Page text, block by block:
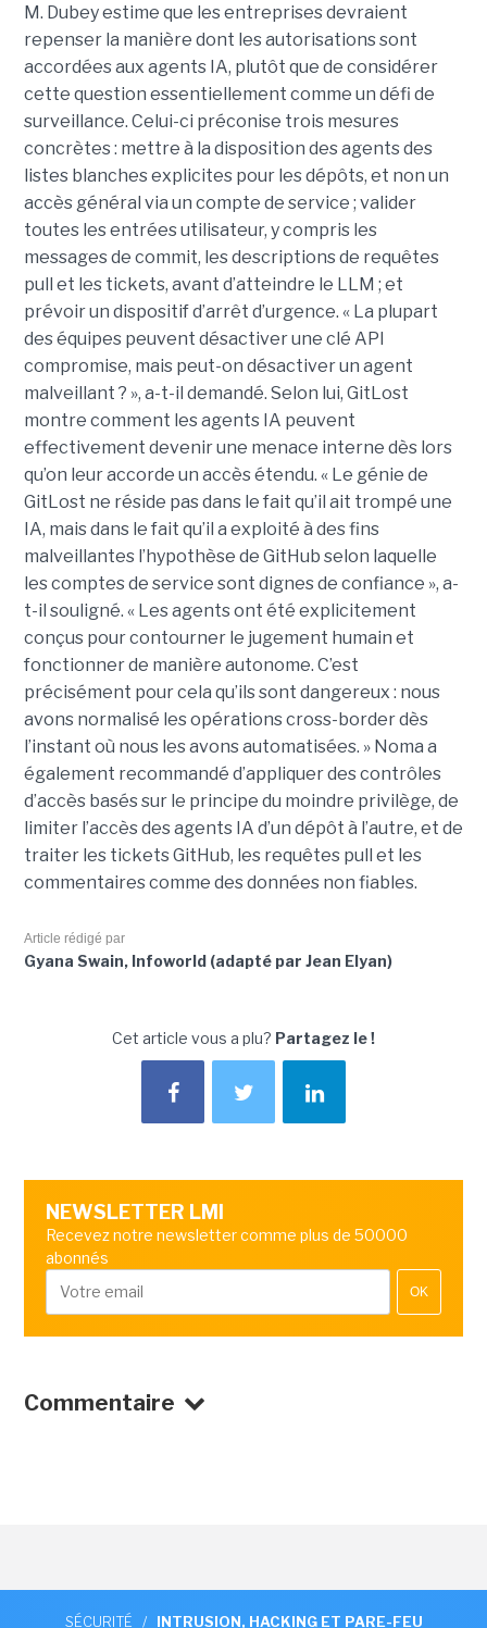
M. Dubey estime que les entreprises devraient
repenser la manière dont les autorisations sont
accordées aux agents IA, plutôt que de considérer
cette question essentiellement comme un défi de
surveillance. Celui-ci préconise trois mesures
concrètes : mettre à la disposition des agents des
listes blanches explicites pour les dépôts, et non un
accès général via un compte de service ; valider
toutes les entrées utilisateur, y compris les
messages de commit, les descriptions de requêtes
pull et les tickets, avant d’atteindre le LLM ; et
prévoir un dispositif d’arrêt d’urgence. « La plupart
des équipes peuvent désactiver une clé API
compromise, mais peut-on désactiver un agent
malveillant ? », a-t-il demandé. Selon lui, GitLost
montre comment les agents IA peuvent
effectivement devenir une menace interne dès lors
qu’on leur accorde un accès étendu. « Le génie de
GitLost ne réside pas dans le fait qu’il ait trompé une
IA, mais dans le fait qu’il a exploité à des fins
malveillantes l’hypothèse de GitHub selon laquelle
les comptes de service sont dignes de confiance », a-
t-il souligné. « Les agents ont été explicitement
conçus pour contourner le jugement humain et
fonctionner de manière autonome. C’est
précisément pour cela qu’ils sont dangereux : nous
avons normalisé les opérations cross-border dès
l’instant où nous les avons automatisées. » Noma a
également recommandé d’appliquer des contrôles
d’accès basés sur le principe du moindre privilège, de
limiter l’accès des agents IA d’un dépôt à l’autre, et de
traiter les tickets GitHub, les requêtes pull et les
commentaires comme des données non fiables.
Article rédigé par
Gyana Swain, Infoworld (adapté par Jean Elyan)
Cet article vous a plu? Partagez le !
NEWSLETTER LMI
Recevez notre newsletter comme plus de 50000
abonnés
OK
Commentaire
SÉCURITÉ / INTRUSION, HACKING ET PARE-FEU